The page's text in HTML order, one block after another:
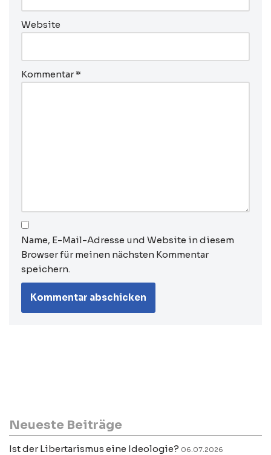
Website
Kommentar*
Name, E-Mail-Adresse und Website in diesem
Browser für meinen nächsten Kommentar
speichern.
Neueste Beiträge
Ist der Libertarismus eine Ideologie? 06.07.2026